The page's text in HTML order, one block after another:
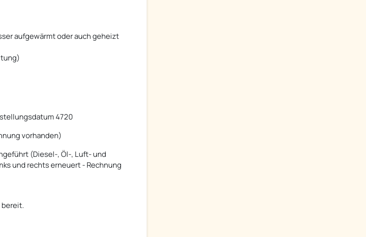
aufgewärmt oder auch geheizt
4720
vorhanden)
(Diesel-, Öl-, Luft- und
und rechts erneuert - Rechnung
bereit.